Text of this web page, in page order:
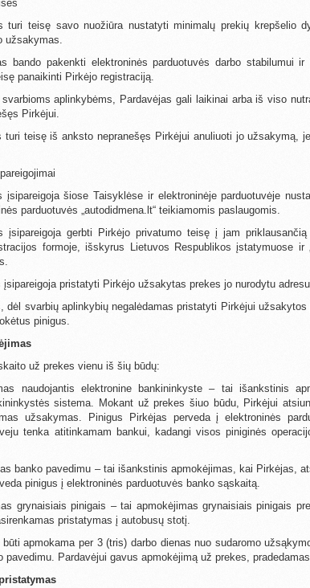
turi teisę savo nuožiūra nustatyti minimalų prekių krepšelio
užsakymas.
bando pakenkti elektroninės parduotuvės darbo stabilumui
panaikinti Pirkėjo registraciją.
aplinkybėms, Pardavėjas gali laikinai arba iš viso
Pirkėjui.
turi teisę iš anksto nepranešęs Pirkėjui anuliuoti jo užsakymą,
įsipareigoja šiose Taisyklėse ir elektroninėje parduotuvėje
parduotuvės „autodidmena.lt“ teikiamomis paslaugomis.
įsipareigoja gerbti Pirkėjo privatumo teisę į jam
formoje, išskyrus Lietuvos Respublikos įstatymuose ir
įsipareigoja pristatyti Pirkėjo užsakytas prekes jo nurodytu
dėl svarbių aplinkybių negalėdamas pristatyti Pirkėjui
pinigus.
už prekes vienu iš šių būdų:
naudojantis elektronine bankininkyste – tai išankstinis
sistema. Mokant už prekes šiuo būdu, Pirkėjui
užsakymas. Pinigus Pirkėjas perveda į elektroninės
tenka atitinkamam bankui, kadangi visos piniginės
banko pavedimu – tai išankstinis apmokėjimas, kai Pirkėjas,
pinigus į elektroninės parduotuvės banko sąskaitą.
grynaisiais pinigais – tai apmokėjimas grynaisiais pinigais
pristatymas į autobusų stotį.
apmokama per 3 (tris) darbo dienas nuo sudaromo
pavedimu. Pardavėjui gavus apmokėjimą už prekes,